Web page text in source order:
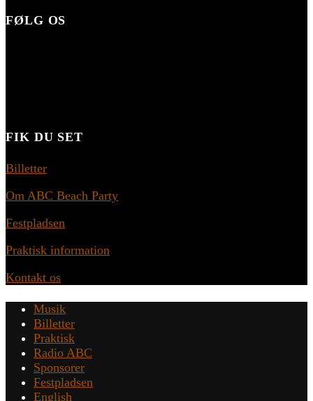
FØLG OS
FIK DU SET
Billetter
Om ABC Beach Party
Festpladsen
Praktisk information
Kontakt os
Musik
Billetter
Praktisk
Radio ABC
Sponsorer
Festpladsen
English